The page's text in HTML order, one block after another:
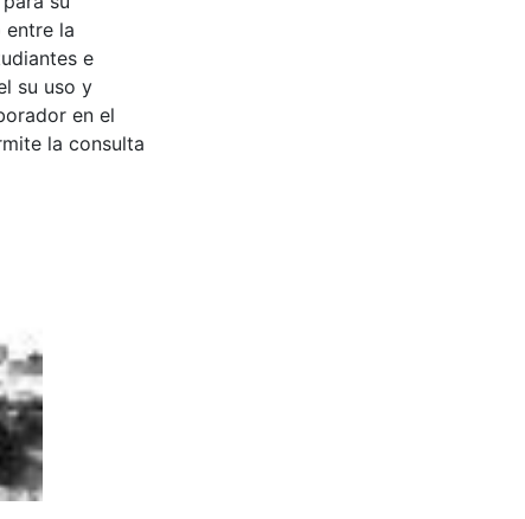
entre la
e
su uso y
en el
la consulta